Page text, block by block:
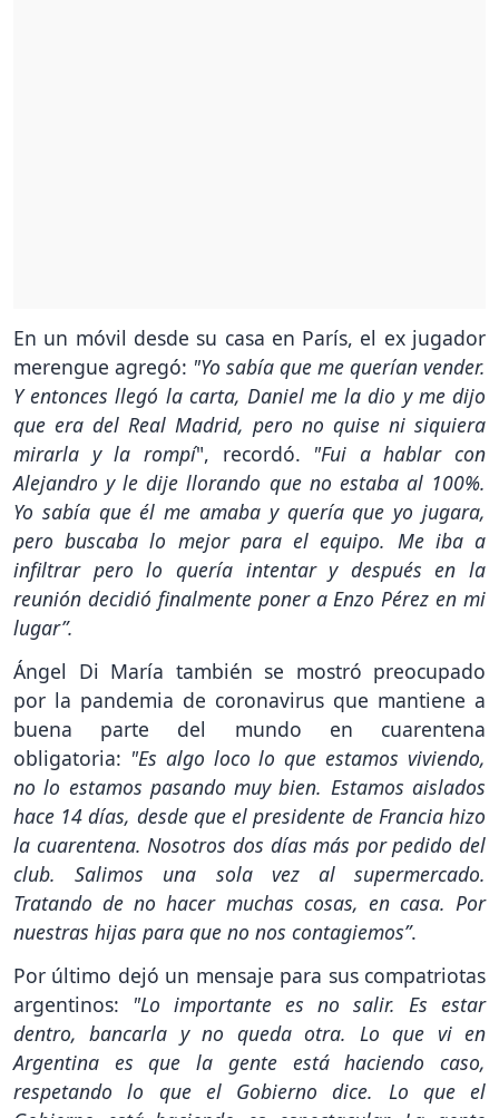
En un móvil desde su casa en París, el ex jugador
merengue agregó: "Yo sabía que me querían vender.
Y entonces llegó la carta, Daniel me la dio y me dijo
que era del Real Madrid, pero no quise ni siquiera
mirarla y la rompí", recordó. "Fui a hablar con
Alejandro y le dije llorando que no estaba al 100%.
Yo sabía que él me amaba y quería que yo jugara,
pero buscaba lo mejor para el equipo. Me iba a
infiltrar pero lo quería intentar y después en la
reunión decidió finalmente poner a Enzo Pérez en mi
lugar”.
Ángel Di María también se mostró preocupado
por la pandemia de coronavirus que mantiene a
buena parte del mundo en cuarentena
obligatoria: "Es algo loco lo que estamos viviendo,
no lo estamos pasando muy bien. Estamos aislados
hace 14 días, desde que el presidente de Francia hizo
la cuarentena. Nosotros dos días más por pedido del
club. Salimos una sola vez al supermercado.
Tratando de no hacer muchas cosas, en casa. Por
nuestras hijas para que no nos contagiemos”.
Por último dejó un mensaje para sus compatriotas
argentinos: "Lo importante es no salir. Es estar
dentro, bancarla y no queda otra. Lo que vi en
Argentina es que la gente está haciendo caso,
respetando lo que el Gobierno dice. Lo que el